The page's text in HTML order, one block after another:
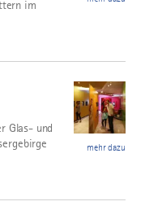
im
Glas- und
mehr dazu